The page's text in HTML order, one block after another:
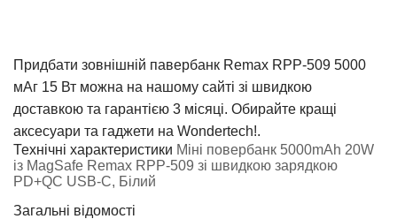
Придбати зовнішній павербанк Remax RPP-509 5000
мАг 15 Вт можна на нашому сайті зі швидкою
доставкою та гарантією 3 місяці. Обирайте кращі
аксесуари та гаджети на Wondertech!.
Технічні характеристики Міні повербанк 5000mAh 20W
із MagSafe Remax RPP-509 зі швидкою зарядкою
PD+QC USB-C, Білий
Загальні відомості